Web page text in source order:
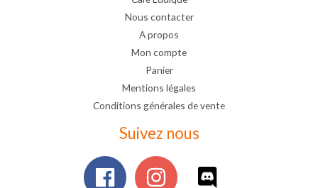
Nous contacter
A propos
Mon compte
Panier
Mentions légales
Conditions générales de vente
Suivez nous